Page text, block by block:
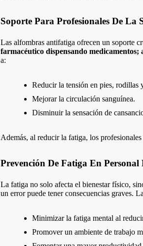
Soporte Para Profesionales De La
Las alfombras antifatiga ofrecen un soporte
farmacéutico dispensando
a:
Reducir la tensión en pies, rodillas
Mejorar la circulación sanguínea.
Disminuir la sensación de
Además, al reducir la fatiga, los
Prevención De Fatiga En Personal
La fatiga no solo afecta el bienestar físico,
un error puede tener consecuencias graves.
Minimizar la fatiga mental al
Promover un ambiente de trabajo